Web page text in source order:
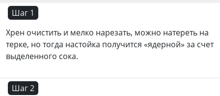
Шаг 1
Хрен очистить и мелко нарезать, можно натереть на
терке, но тогда настойка получится «ядерной» за счет
выделенного сока.
Шаг 2